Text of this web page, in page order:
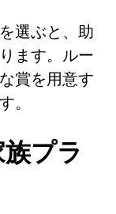
選ぶと、助
ます。ルー
賞を用意す
。
プラ